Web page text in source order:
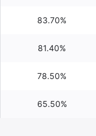
83.70%
81.40%
78.50%
65.50%